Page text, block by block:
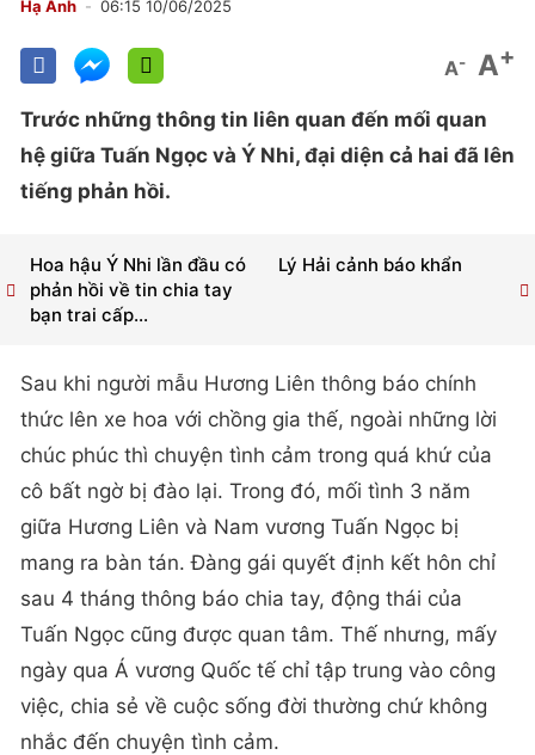
Hạ Anh 06:15 10/06/2025
A- A+
Trước những thông tin liên quan đến mối quan
hệ giữa Tuấn Ngọc và Ý Nhi, đại diện cả hai đã lên
tiếng phản hồi.
Lý Hải cảnh báo khẩn
Hoa hậu Ý Nhi lần đầu có
phản hồi về tin chia tay
bạn trai cấp...
Sau khi người mẫu Hương Liên thông báo chính
thức lên xe hoa với chồng gia thế, ngoài những lời
chúc phúc thì chuyện tình cảm trong quá khứ của
cô bất ngờ bị đào lại. Trong đó, mối tình 3 năm
giữa Hương Liên và Nam vương Tuấn Ngọc bị
mang ra bàn tán. Đàng gái quyết định kết hôn chỉ
sau 4 tháng thông báo chia tay, động thái của
Tuấn Ngọc cũng được quan tâm. Thế nhưng, mấy
ngày qua Á vương Quốc tế chỉ tập trung vào công
việc, chia sẻ về cuộc sống đời thường chứ không
nhắc đến chuyện tình cảm.